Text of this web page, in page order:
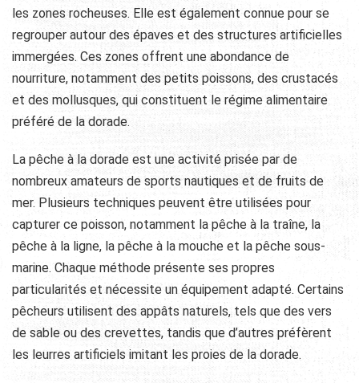
les zones rocheuses. Elle est également connue pour se
regrouper autour des épaves et des structures artificielles
immergées. Ces zones offrent une abondance de
nourriture, notamment des petits poissons, des crustacés
et des mollusques, qui constituent le régime alimentaire
préféré de la dorade.
La pêche à la dorade est une activité prisée par de
nombreux amateurs de sports nautiques et de fruits de
mer. Plusieurs techniques peuvent être utilisées pour
capturer ce poisson, notamment la pêche à la traîne, la
pêche à la ligne, la pêche à la mouche et la pêche sous-
marine. Chaque méthode présente ses propres
particularités et nécessite un équipement adapté. Certains
pêcheurs utilisent des appâts naturels, tels que des vers
de sable ou des crevettes, tandis que d’autres préfèrent
les leurres artificiels imitant les proies de la dorade.